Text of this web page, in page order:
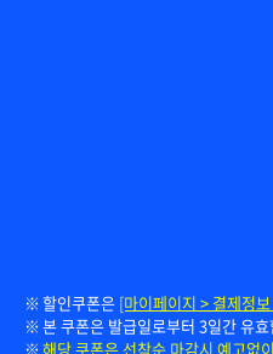
할인쿠폰은 [마이페이지 > 결제정
본 쿠폰은 발급일로부터 3일간 유
해당 쿠폰은 선착순 마감시 예고없